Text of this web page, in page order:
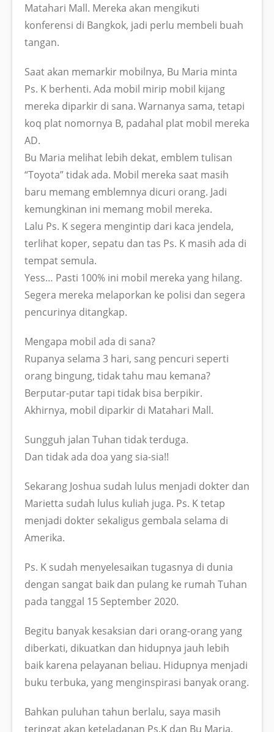
Matahari Mall. Mereka akan mengikuti
konferensi di Bangkok, jadi perlu membeli buah
tangan.
Saat akan memarkir mobilnya, Bu Maria minta
Ps. K berhenti. Ada mobil mirip mobil kijang
mereka diparkir di sana. Warnanya sama, tetapi
koq plat nomornya B, padahal plat mobil mereka
AD.
Bu Maria melihat lebih dekat, emblem tulisan
“Toyota” tidak ada. Mobil mereka saat masih
baru memang emblemnya dicuri orang. Jadi
kemungkinan ini memang mobil mereka.
Lalu Ps. K segera mengintip dari kaca jendela,
terlihat koper, sepatu dan tas Ps. K masih ada di
tempat semula.
Yess… Pasti 100% ini mobil mereka yang hilang.
Segera mereka melaporkan ke polisi dan segera
pencurinya ditangkap.
Mengapa mobil ada di sana?
Rupanya selama 3 hari, sang pencuri seperti
orang bingung, tidak tahu mau kemana?
Berputar-putar tapi tidak bisa berpikir.
Akhirnya, mobil diparkir di Matahari Mall.
Sungguh jalan Tuhan tidak terduga.
Dan tidak ada doa yang sia-sia!!
Sekarang Joshua sudah lulus menjadi dokter dan
Marietta sudah lulus kuliah juga. Ps. K tetap
menjadi dokter sekaligus gembala selama di
Amerika.
Ps. K sudah menyelesaikan tugasnya di dunia
dengan sangat baik dan pulang ke rumah Tuhan
pada tanggal 15 September 2020.
Begitu banyak kesaksian dari orang-orang yang
diberkati, dikuatkan dan hidupnya jauh lebih
baik karena pelayanan beliau. Hidupnya menjadi
buku terbuka, yang menginspirasi banyak orang.
Bahkan puluhan tahun berlalu, saya masih
teringat akan keteladanan Ps.K dan Bu Maria,